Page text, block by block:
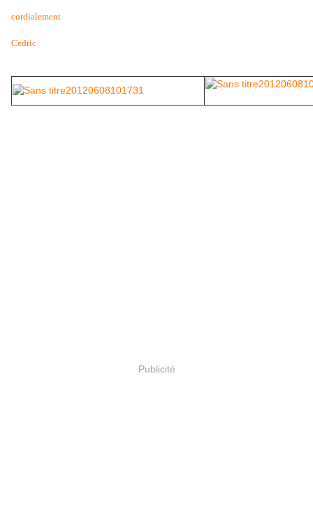
cordialement
Cedric
Publicité